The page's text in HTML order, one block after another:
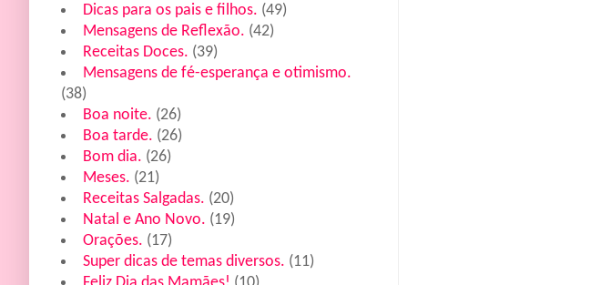
Dicas para os pais e filhos. (49)
Mensagens de Reflexão. (42)
Receitas Doces. (39)
Mensagens de fé-esperança e otimismo.
(38)
Boa noite. (26)
Boa tarde. (26)
Bom dia. (26)
Meses. (21)
Receitas Salgadas. (20)
Natal e Ano Novo. (19)
Orações. (17)
Super dicas de temas diversos. (11)